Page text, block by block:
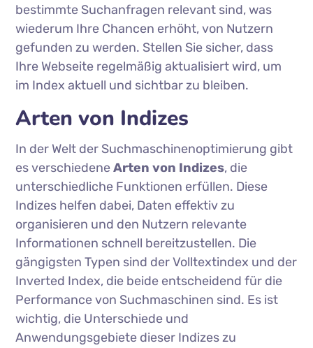
bestimmte Suchanfragen relevant sind, was
wiederum Ihre Chancen erhöht, von Nutzern
gefunden zu werden. Stellen Sie sicher, dass
Ihre Webseite regelmäßig aktualisiert wird, um
im Index aktuell und sichtbar zu bleiben.
Arten von Indizes
In der Welt der Suchmaschinenoptimierung gibt
es verschiedeneArten von Indizes, die
unterschiedliche Funktionen erfüllen. Diese
Indizes helfen dabei, Daten effektiv zu
organisieren und den Nutzern relevante
Informationen schnell bereitzustellen. Die
gängigsten Typen sind der Volltextindex und der
Inverted Index, die beide entscheidend für die
Performance von Suchmaschinen sind. Es ist
wichtig, die Unterschiede und
Anwendungsgebiete dieser Indizes zu